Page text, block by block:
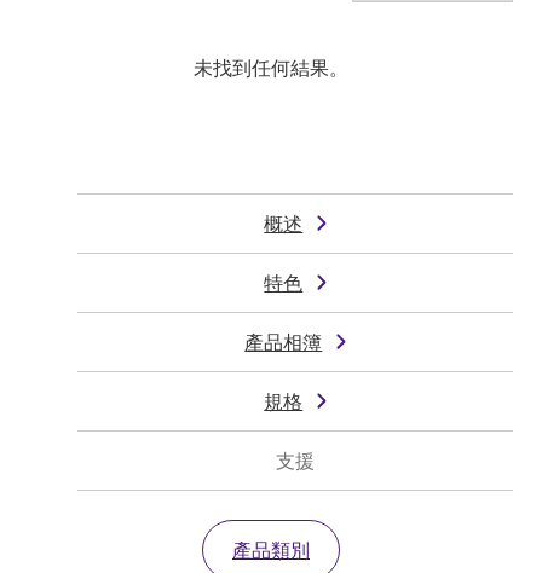
未找到任何結果。
概述
特色
產品相簿
規格
支援
產品類別